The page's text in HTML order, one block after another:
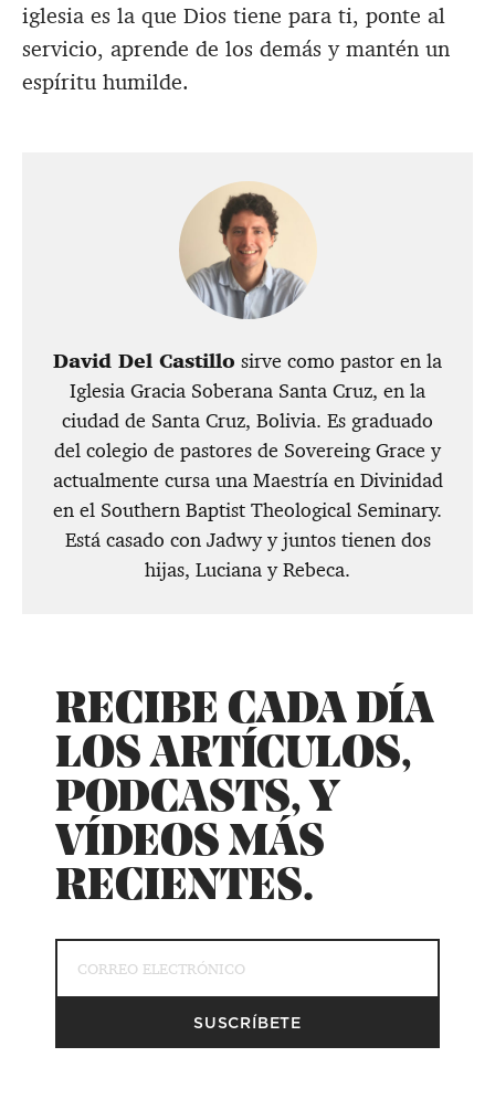
iglesia es la que Dios tiene para ti, ponte al
servicio, aprende de los demás y mantén un
espíritu humilde.
David Del Castillo sirve como pastor en la
Iglesia Gracia Soberana Santa Cruz, en la
ciudad de Santa Cruz, Bolivia. Es graduado
del colegio de pastores de Sovereing Grace y
actualmente cursa una Maestría en Divinidad
en el Southern Baptist Theological Seminary.
Está casado con Jadwy y juntos tienen dos
hijas, Luciana y Rebeca.
RECIBE CADA DÍA
LOS ARTÍCULOS,
PODCASTS, Y
VÍDEOS MÁS
RECIENTES.